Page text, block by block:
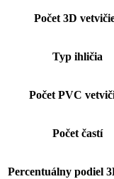
Počet 3D
Typ ihličia
Počet PVC
Počet častí
Percentuálny podiel